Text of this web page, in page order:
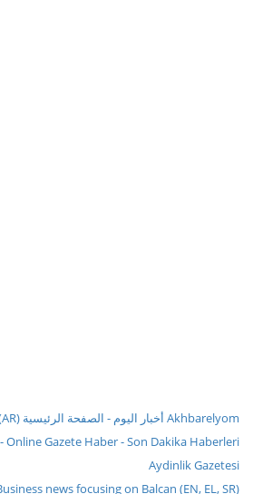
Akhbarelyom أخبار اليوم - الصفحة الرئيسية (AR)
Online Gazete Haber - Son Dakika Haberleri
Aydinlik Gazetesi
news focusing on Balcan (EN, EL, SR)